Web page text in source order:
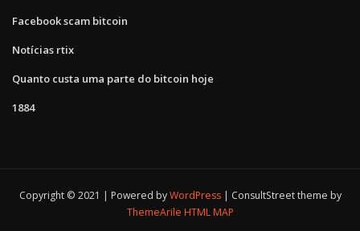
Facebook scam bitcoin
Notícias rtix
Quanto custa uma parte do bitcoin hoje
1884
Copyright © 2021 | Powered byWordPress
ConsultStreet theme by
ThemeArile HTML MAP